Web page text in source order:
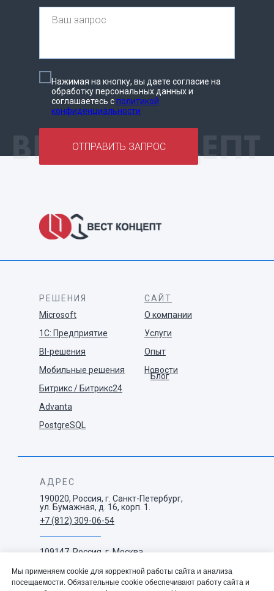
Нажимая на кнопку, вы даете согласие на
обработку персональных данных и
соглашаетесь cполитикой
конфиденциальности
ОТПРАВИТЬ ЗАПРОС
РЕШЕНИЯ
Microsoft
1С: Предприятие
BI-решения
Мобильные решения
Битрикс / Битрикс24
Advanta
PostgreSQL
САЙТ
О компании
Услуги
Опыт
Новости
Блог
АДРЕС
190020, Россия, г. Санкт-Петербург,
ул. Бумажная, д. 16, корп. 1.
+7 (812) 309-06-54
109147, Россия, г. Москва,
корп. 1.
+7 (495) 663-73-38
Мы применяем cookie для корректной работы сайта и анализа
посещаемости. Обязательные cookie обеспечивают работу сайта и